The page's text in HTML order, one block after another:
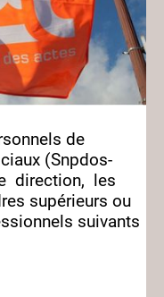
de
(Snpdos-
direction, les
supérieurs ou
suivants